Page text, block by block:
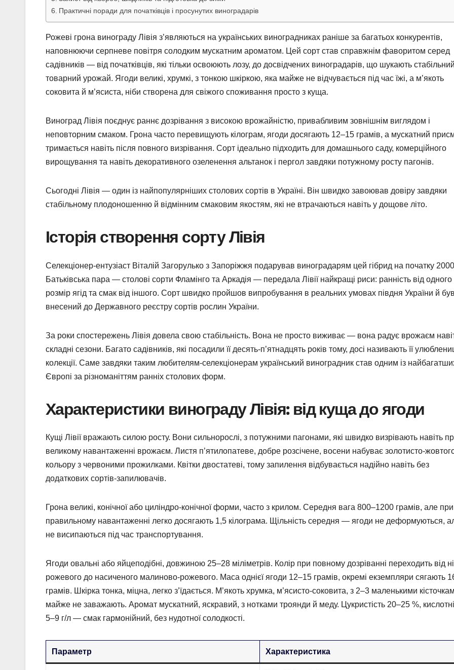
Практичні поради для початківців і просунутих виноградарів
Рожеві грона винограду Лівія з’являються на українських виноградниках раніше за багатьох конкурентів,
наповнюючи серпневе повітря солодким мускатним ароматом. Цей сорт став справжнім фаворитом серед
садівників — від початківців, які тільки освоюють лозу, до досвідчених виноградарів, що шукають стабільний
товарний урожай. Ягоди великі, хрумкі, з тонкою шкіркою, яка майже не відчувається під час їжі, а м’якоть
соковита й м’ясиста, ніби створена для свіжого споживання просто з куща.
Виноград Лівія поєднує раннє дозрівання з високою врожайністю, привабливим зовнішнім виглядом і
неповторним смаком. Грона часто перевищують кілограм, ягоди досягають 12–15 грамів, а мускатний
тримається навіть після повного визрівання. Сорт ідеально підходить для домашнього саду, комерційного
вирощування та навіть декоративного озеленення альтанок і пергол завдяки потужному росту пагонів.
Сьогодні Лівія — один із найпопулярніших столових сортів в Україні. Він швидко завоював довіру завдяки
стабільному плодоношенню й відмінним смаковим якостям, які не втрачаються навіть у дощове літо.
Історія створення сорту Лівія
Селекціонер-ентузіаст Віталій Загорулько з Запоріжжя подарував виноградарям цей гібрид на початку
Батьківська пара — столові сорти Фламінго та Аркадія — передала Лівії найкращі риси: ранність від одного
розмір ягід та смак від іншого. Сорт швидко пройшов випробування в реальних умовах півдня України й був
внесений до Державного реєстру сортів рослин України.
За роки спостережень Лівія довела свою стабільність. Вона не просто виживає — вона радує врожаєм
складні сезони. Багато садівників, які посадили її десять-п’ятнадцять років тому, досі називають її
колекції. Саме завдяки таким любителям-селекціонерам український виноградник став одним із
Європі за різноманіттям ранніх столових форм.
Характеристики винограду Лівія: від куща до ягоди
Кущі Лівії вражають силою росту. Вони сильнорослі, з потужними пагонами, які швидко визрівають навіть
великому навантаженні врожаєм. Листя п’ятилопатеве, добре розсічене, восени набуває золотисто-
кольору з червоними прожилками. Квітки двостатеві, тому запилення відбувається надійно навіть без
додаткових сортів-запилювачів.
Грона великі, конічної або циліндро-конічної форми, часто з крилом. Середня вага 800–1200 грамів, але при
правильному навантаженні легко досягають 1,5 кілограма. Щільність середня — ягоди не деформуються,
не висипаються під час транспортування.
Ягоди овальні або яйцеподібні, довжиною 25–28 міліметрів. Колір при повному дозріванні переходить від
рожевого до насиченого малиново-рожевого. Маса однієї ягоди 12–15 грамів, окремі екземпляри сягають
грамів. Шкірка тонка, міцна, легко з’їдається. М’якоть хрумка, м’ясисто-соковита, з 2–3 маленькими
майже не заважають. Аромат мускатний, яскравий, з нотками троянди й меду. Цукристість 20–25 %,
5–9 г/л — смак гармонійний, без нудотної солодкості.
Параметр Характеристика